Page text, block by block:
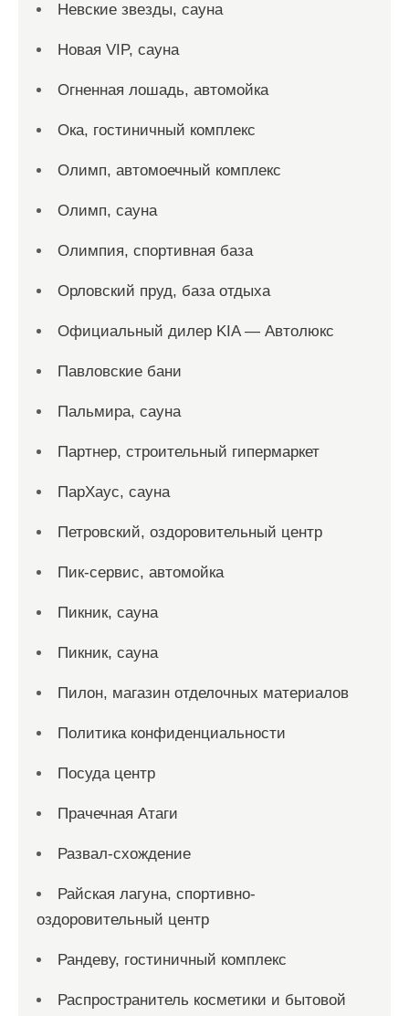
Невские звезды, сауна
Новая VIP, сауна
Огненная лошадь, автомойка
Ока, гостиничный комплекс
Олимп, автомоечный комплекс
Олимп, сауна
Олимпия, спортивная база
Орловский пруд, база отдыха
Официальный дилер KIA — Автолюкс
Павловские бани
Пальмира, сауна
Партнер, строительный гипермаркет
ПарХаус, сауна
Петровский, оздоровительный центр
Пик-сервис, автомойка
Пикник, сауна
Пикник, сауна
Пилон, магазин отделочных материалов
Политика конфиденциальности
Посуда центр
Прачечная Атаги
Развал-схождение
Райская лагуна, спортивно-
оздоровительный центр
Рандеву, гостиничный комплекс
Распространитель косметики и бытовой